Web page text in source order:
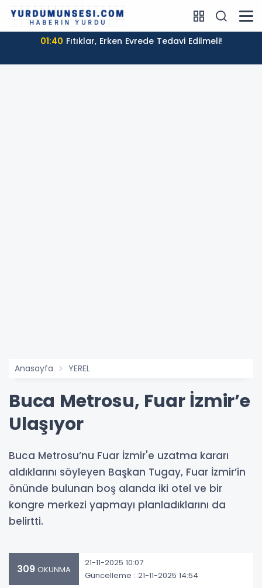
01:40 Fıtıklar, Erken Evrede Tedavi Edilmeli!
Anasayfa YEREL
Buca Metrosu, Fuar İzmir’e
Ulaşıyor
Buca Metrosu’nu Fuar İzmir'e uzatma kararı
aldıklarını söyleyen Başkan Tugay, Fuar İzmir’in
önünde bulunan boş alanda iki otel ve bir
kongre merkezi yapmayı planladıklarını da
belirtti.
309 OKUNMA
21-11-2025 10:07
Güncelleme : 21-11-2025 14:54